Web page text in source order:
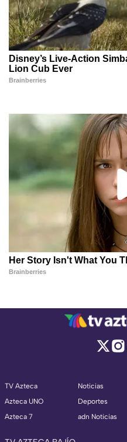
TV Azteca
Azteca UNO
Azteca 7
Noticias
Deportes
adn Noticias